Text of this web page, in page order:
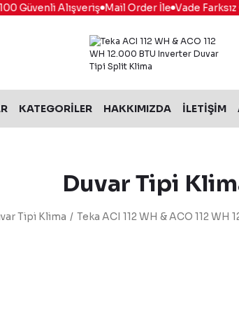
Alışveriş Mail Order İle Vade Farksız 6
KATEGORİLER HAKKIMIZDA İLETİŞİM
Duvar Tipi
Tipi Klima Teka ACI 112 WH & ACO 112